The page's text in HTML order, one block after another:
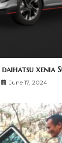
xenia
June 17, 2024